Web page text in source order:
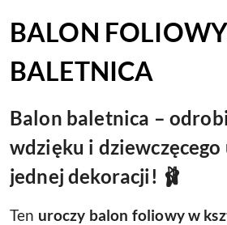
BALON FOLIOWY
BALETNICA
Balon baletnica –
wdzięku i
jednej dekoracji! 🩰
Ten uroczy balon foliowy w